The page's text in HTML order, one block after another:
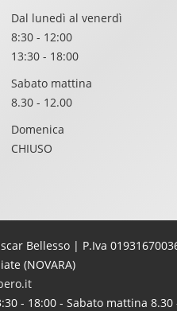
Dal lunedì al venerdì
8:30- 12:00
13:30- 18:00
Sabato mattina
8.30 - 12.00
Domenica
CHIUSO
Bellesso | P.Iva
(NOVARA)
- 18:00 - Sabato mattina 8.30